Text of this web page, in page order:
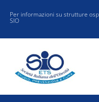
contenuto
Per informazioni su strutture
SIO